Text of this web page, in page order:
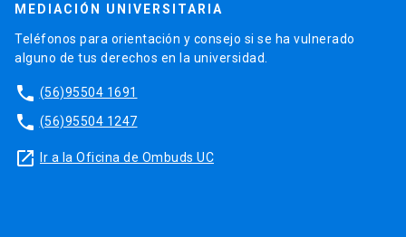
MEDIACIÓN UNIVERSITARIA
Teléfonos para orientación y consejo si se ha vulnerado
alguno de tus derechos en la universidad.
phone (56)95504 1691
phone (56)95504 1247
launch Ir a la Oficina de Ombuds UC